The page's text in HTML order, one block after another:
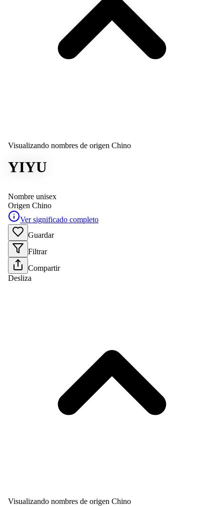
Visualizando nombres de origen Chino
YIYU
Nombre unisex
Origen Chino
Ver significado completo
Guardar
Filtrar
Compartir
Desliza
Visualizando nombres de origen Chino